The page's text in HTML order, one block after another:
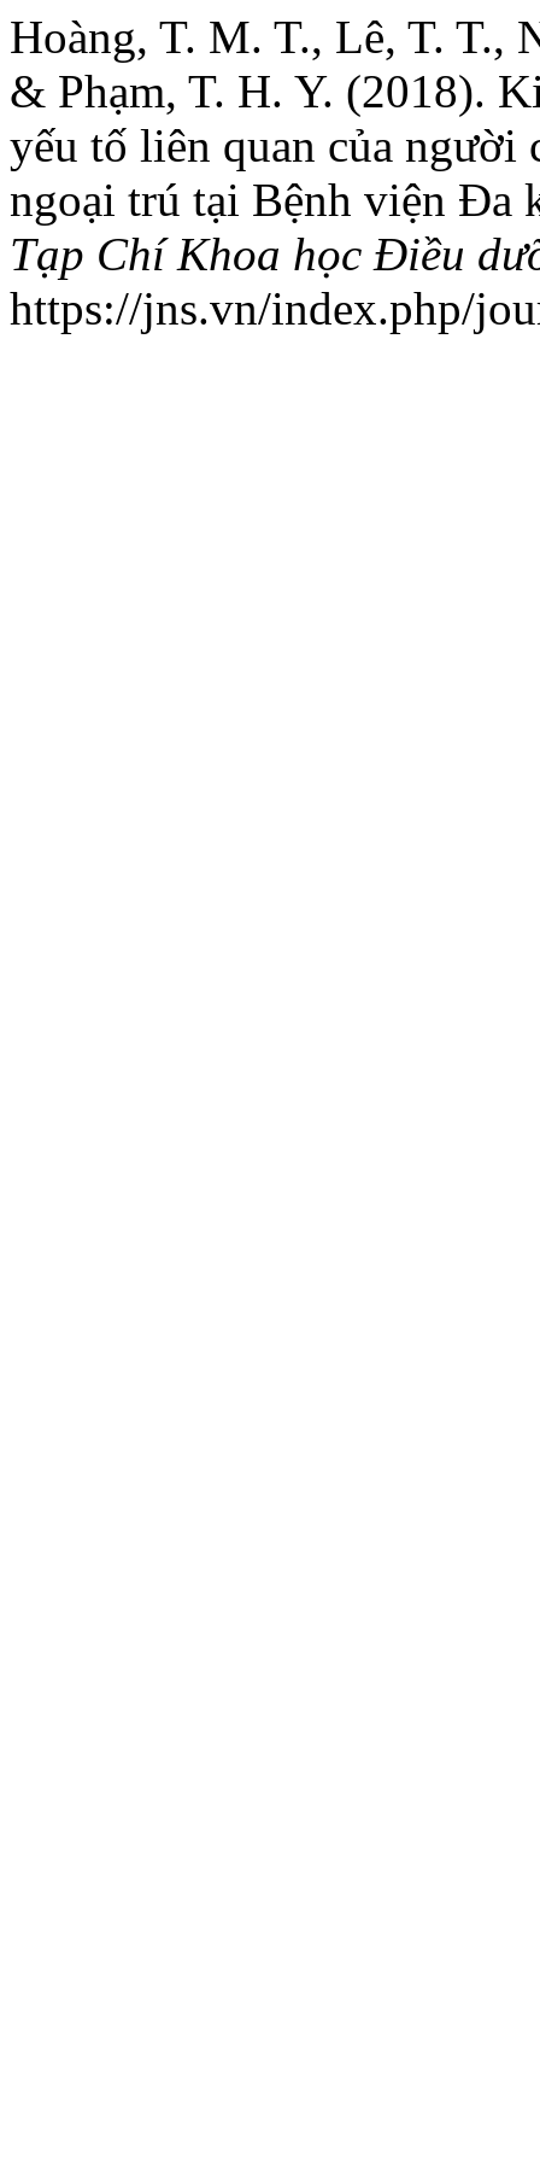
Hoàng, T. M. T., Lê, T. T.,
& Phạm, T. H. Y. (2018).
yếu tố liên quan của người
ngoại trú tại Bệnh viện Đa
Tạp Chí Khoa học Điều
https://jns.vn/index.php/